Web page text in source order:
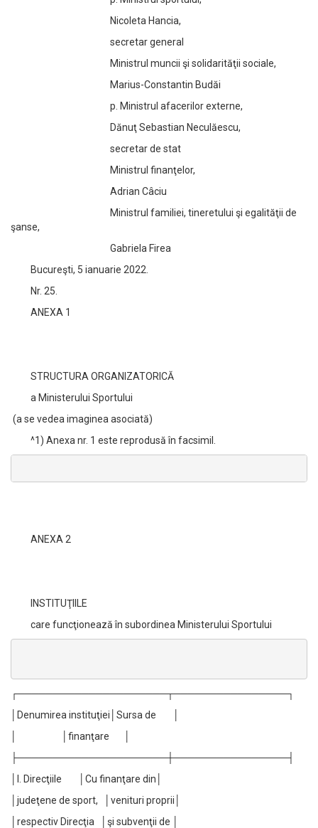
Nicoleta Hancia,
secretar general
Ministrul muncii şi solidarităţii sociale,
Marius-Constantin Budăi
p. Ministrul afacerilor externe,
Dănuţ Sebastian Neculăescu,
secretar de stat
Ministrul finanţelor,
Adrian Câciu
Ministrul familiei, tineretului şi egalităţii de
şanse,
Gabriela Firea
Bucureşti, 5 ianuarie 2022.
Nr. 25.
ANEXA 1
STRUCTURA ORGANIZATORICĂ
a Ministerului Sportului
(a se vedea imaginea asociată)
^1) Anexa nr. 1 este reprodusă în facsimil.
ANEXA 2
INSTITUŢIILE
care funcţionează în subordinea Ministerului Sportului
┌─────────────────────┬────────────────┐
│Denumirea instituţiei│Sursa de │
│ │finanţare │
├─────────────────────┼────────────────┤
│I. Direcţiile │Cu finanţare din│
│judeţene de sport, │venituri proprii│
│respectiv Direcţia │şi subvenţii de │